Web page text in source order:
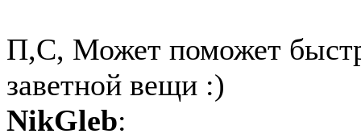
П,С, Может поможет
заветной вещи :)
NikGleb: